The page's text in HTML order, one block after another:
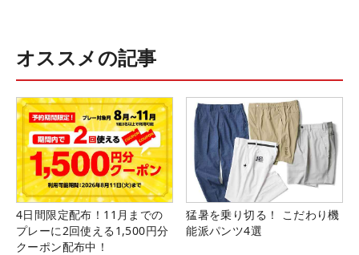
オススメの記事
4日間限定配布！11月までの
プレーに2回使える1,500円分
クーポン配布中！
猛暑を乗り切る！ こだわり機
能派パンツ4選